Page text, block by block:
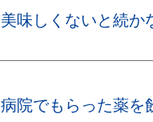
美味しくないと続か
病院でもらった薬を